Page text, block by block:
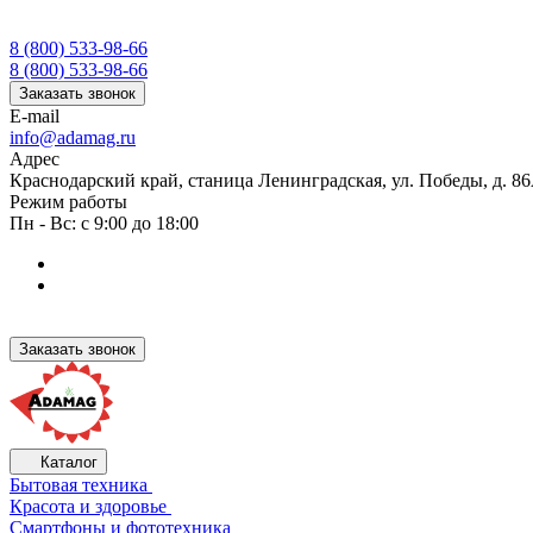
8 (800) 533-98-66
8 (800) 533-98-66
Заказать звонок
E-mail
info@adamag.ru
Адрес
Краснодарский край, станица Ленинградская, ул. Победы, д.
Режим работы
Пн - Вс: с 9:00 до 18:00
Заказать звонок
Каталог
Бытовая техника
Красота и здоровье
Смартфоны и фототехника